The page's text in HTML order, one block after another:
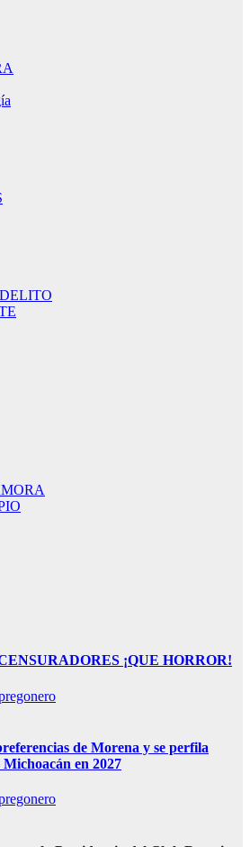
¡QUE HORROR!
de Morena y se perfila
en 2027